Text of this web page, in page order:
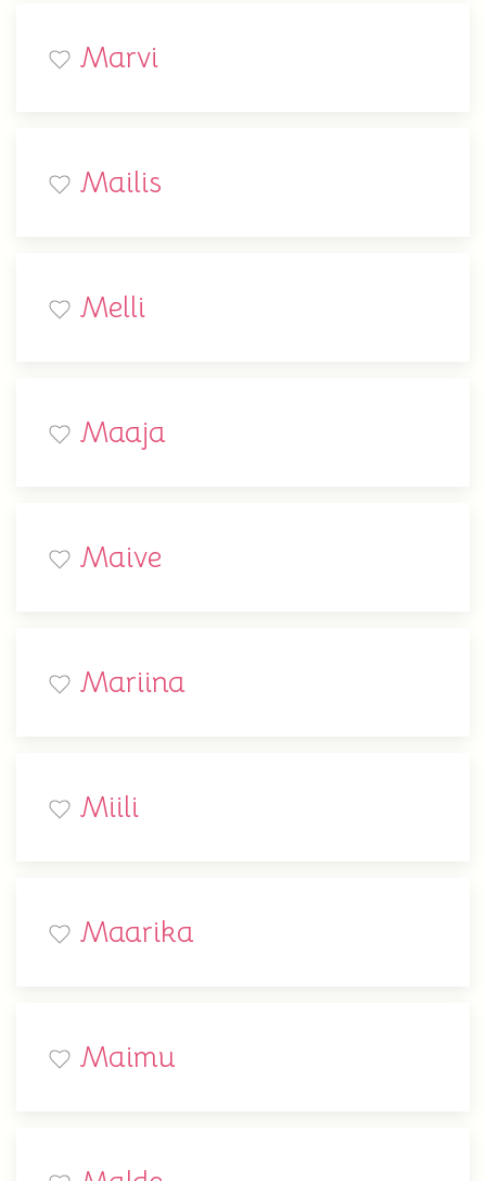
Marvi
Mailis
Melli
Maaja
Maive
Mariina
Miili
Maarika
Maimu